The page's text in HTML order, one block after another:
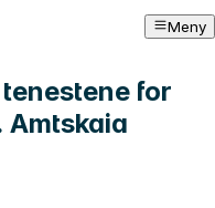
Meny
for
Amtskaia